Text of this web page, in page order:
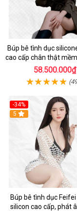
Búp bê tình dục
cao cấp chân thật mềm
dẫn
58.500.000₫
-34%
5
Búp bê tình dục
silicon cao cấp, phát